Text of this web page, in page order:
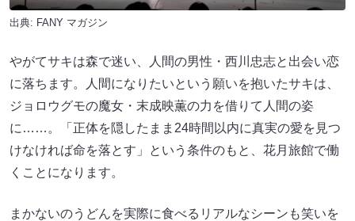
出典: FANY マガジン
やがてサキは森で迷い、人間の男性・西川忠志と出会い恋
に落ちます。人間になりたいという願いを抱いたサキは、
ジョロウグモの魔女・末成映薫の力を借りて人間の姿
に……。「正体を隠したまま24時間以内に真実の愛を見つ
けなければ命を落とす」という条件のもと、花月旅館で働
くことになります。
まかないのうどんを実際に食べるリアルなシーンも笑いを